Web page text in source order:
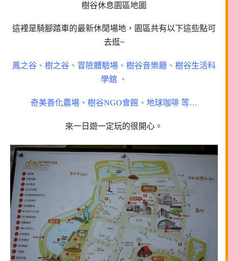
樹谷休息園區地圖
這裡是騎腳踏車的最新休閒場地，園區共有以下這些點可
去逛~
鳳之谷、樹之谷、冒險體驗場、樹谷音樂廳、樹谷生活科
學舘 、
奇美善化農場、樹谷NGO會館、地球咖啡 等…
來一日遊一定玩的很開心。